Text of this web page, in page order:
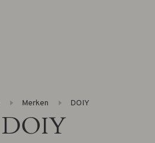
Merken DOIY
DOIY